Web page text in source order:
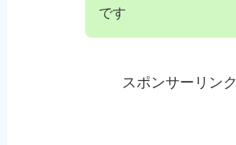
です
スポンサーリンク